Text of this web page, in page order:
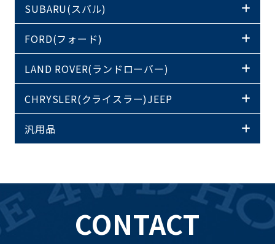
SUBARU(スバル)
FORD(フォード)
LAND ROVER(ランドローバー)
CHRYSLER(クライスラー)JEEP
汎用品
CONTACT